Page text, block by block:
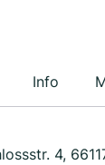
Info
4,